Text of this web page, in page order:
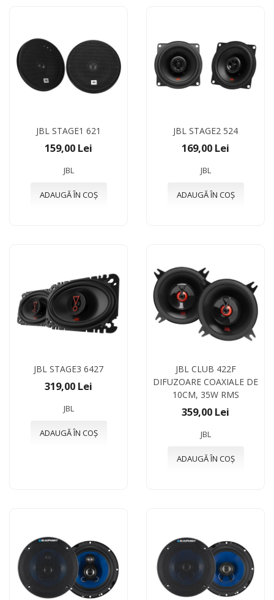
JBL STAGE1 621
159,00 Lei
JBL
ADAUGĂ ÎN COȘ
JBL STAGE2 524
169,00 Lei
JBL
ADAUGĂ ÎN COȘ
JBL STAGE3 6427
319,00 Lei
JBL
ADAUGĂ ÎN COȘ
JBL CLUB 422F
DIFUZOARE COAXIALE DE
10CM, 35W RMS
359,00 Lei
JBL
ADAUGĂ ÎN COȘ